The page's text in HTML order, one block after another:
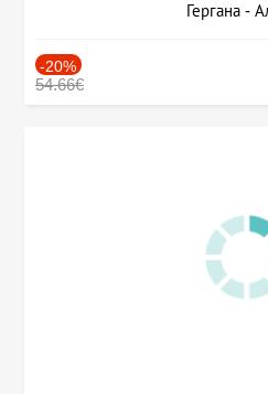
Гергана -
-20%
54.66€